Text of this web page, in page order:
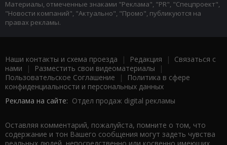
Материалы, отмеченные знаками "Реклама", "PR", "Спецпроект",
"Новости компаний", "Актуально", "Промо", публикуются на
правах рекламы.
Наши контакты и схема проезда | Редакция | Связаться с
нами | Разместить свои видеоматериалы |
Пользовательское Соглашение |
Политика в сфере
конфиденциальности и персональных данных
Реклама на сайте: Отдел продаж digital рекламы
Оставляя комментарий, пожалуйста, помните о том, что
содержание и тон Вашего сообщения могут задеть чувства